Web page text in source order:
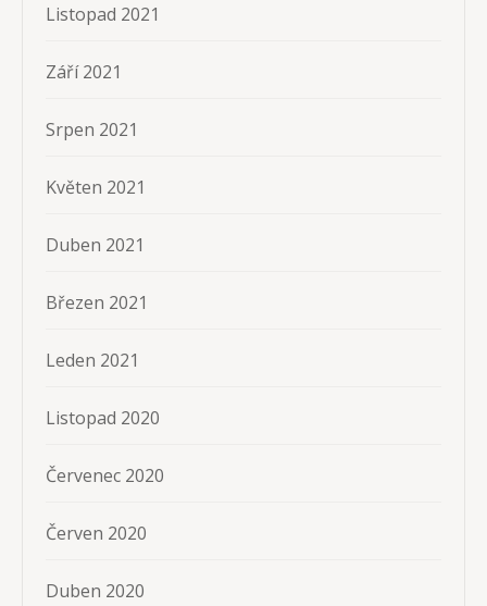
Listopad 2021
Září 2021
Srpen 2021
Květen 2021
Duben 2021
Březen 2021
Leden 2021
Listopad 2020
Červenec 2020
Červen 2020
Duben 2020